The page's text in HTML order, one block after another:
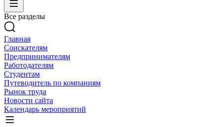
Все разделы
Главная
Соискателям
Предпринимателям
Работодателям
Студентам
Путеводитель по компаниям
Рынок труда
Новости сайта
Календарь мероприятий